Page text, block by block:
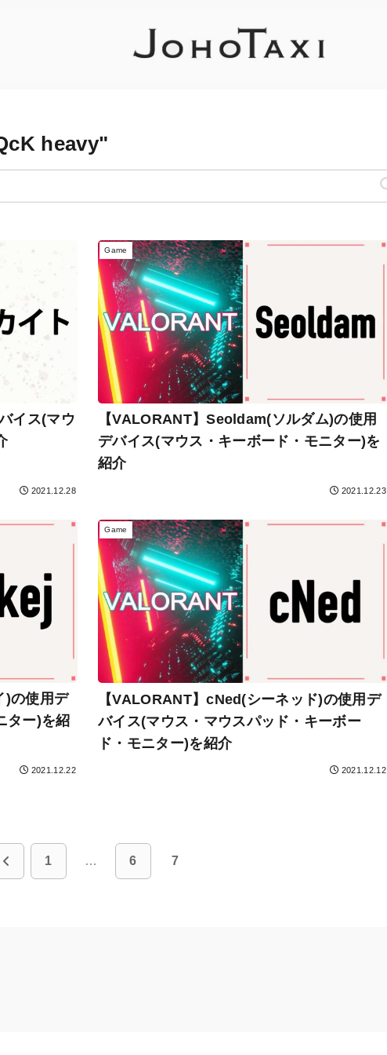
heavy"
イス(マウ
2021.12.28
Game
【VALORANT】Seoldam(ソルダム)の使用
デバイス(マウス・キーボード・モニター)を
紹介
2021.12.23
)の使用デ
ター)を紹
2021.12.22
Game
【VALORANT】cNed(シーネッド)の使用デ
バイス(マウス・マウスパッド・キーボー
ド・モニター)を紹介
2021.12.12
前 1 … 6 7